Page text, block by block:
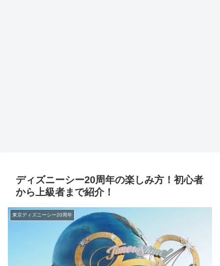
ディズニーシー20周年の楽しみ方！初心者
から上級者まで紹介！
東京ディズニーシー20周年